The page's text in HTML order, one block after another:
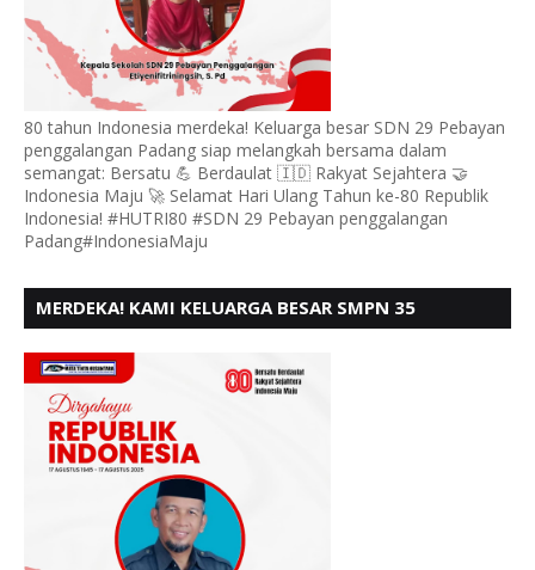
80 tahun Indonesia merdeka! Keluarga besar SDN 29 Pebayan
penggalangan Padang siap melangkah bersama dalam
semangat: Bersatu 💪 Berdaulat 🇮🇩 Rakyat Sejahtera 🤝
Indonesia Maju 🚀 Selamat Hari Ulang Tahun ke-80 Republik
Indonesia! #HUTRI80 #SDN 29 Pebayan penggalangan
Padang#IndonesiaMaju
MERDEKA! KAMI KELUARGA BESAR SMPN 35